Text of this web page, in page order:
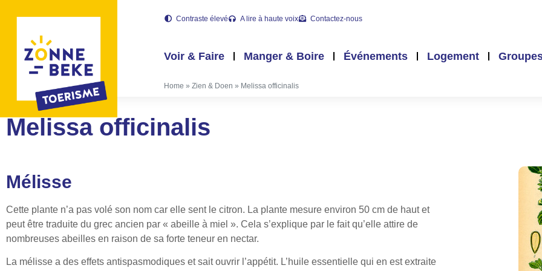
Contraste élevé A lire à haute voix Contactez-nous
Voir & Faire Manger & Boire Événements Logement
Home » Zien & Doen » Melissa officinalis
Melissa officinalis
Mélisse
Cette plante n’a pas volé son nom car elle sent le citron. La plante mesure environ 50 cm de haut et
peut être traduite du grec ancien par « abeille à miel ». Cela s’explique par le fait qu’elle attire de
nombreuses abeilles en raison de sa forte teneur en nectar.
La mélisse a des effets antispasmodiques et sait ouvrir l’appétit. L’huile essentielle qui en est extraite